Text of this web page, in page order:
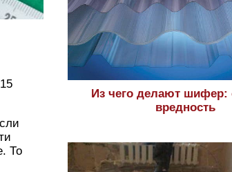
То
Из чего делают шифер:
вредность